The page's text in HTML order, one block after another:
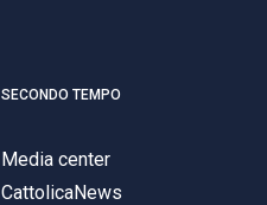
SECONDO TEMPO
Media center
CattolicaNews